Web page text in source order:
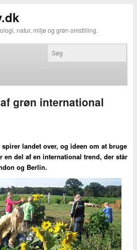
natur, miljø og grøn omstilling.
grøn international
landet over, og ideen om at bruge
del af en international trend, der står
og Berlin.